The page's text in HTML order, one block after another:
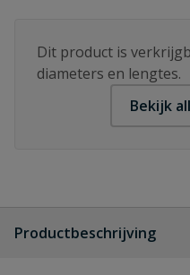
Dit product is
diameters en lengtes.
Bekijk
Productbeschrijving